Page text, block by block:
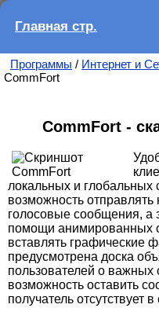
Главная стр.
Программы / Интернет и
CommFort
CommFort -
локальных и глобальных
возможность отправлять
голосовые сообщения,
помощи анимированных
вставлять графические
предусмотрена доска
пользователей о важных
возможность оставить
получатель отсутствует в